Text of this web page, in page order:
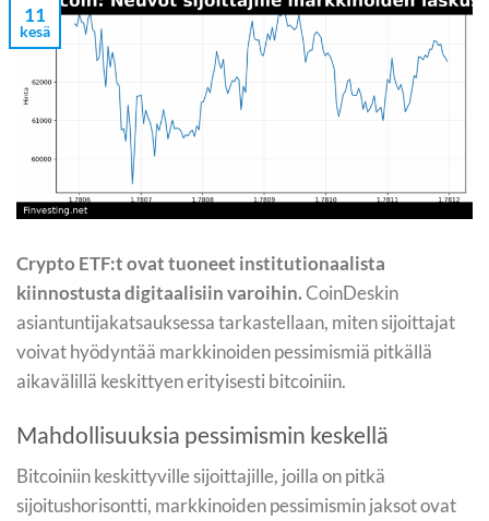
11
kesä
Crypto ETF:t ovat tuoneet institutionaalista
kiinnostusta digitaalisiin varoihin.CoinDeskin
asiantuntijakatsauksessa tarkastellaan, miten sijoittajat
voivat hyödyntää markkinoiden pessimismiä pitkällä
aikavälillä keskittyen erityisesti bitcoiniin.
Mahdollisuuksia pessimismin keskellä
Bitcoiniin keskittyville sijoittajille, joilla on pitkä
sijoitushorisontti, markkinoiden pessimismin jaksot ovat